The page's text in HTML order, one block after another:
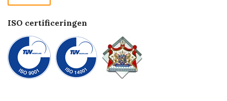
Betalen
ISO certificeringen